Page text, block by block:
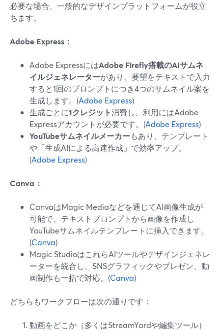
必要な場合、一般的なデザインプラットフォームが役立
ちます。
Adobe Express：
Adobe ExpressにはAdobe Firefly搭載のAIサムネ
イルジェネレーターがあり、要望をテキストで入力
すると1回のプロンプトにつき4つのサムネイル案を
生成します。(Adobe Express)
生成ごとに1クレジット消費し、利用にはAdobe
Expressアカウントが必要です。(Adobe Express)
YouTubeサムネイルメーカーもあり、テンプレート
や「生成AIによる高速作成」で効率アップ。
(Adobe Express)
Canva：
CanvaはMagic Mediaなどを通じてAI画像生成が
可能で、テキストプロンプトから画像を作成し
YouTubeサムネイルテンプレートに挿入できます。
(Canva)
Magic StudioはこれらAIツールやデザインジェネレ
ーターを統合し、SNSグラフィックやプレゼン、動
画制作も一括で対応。(Canva)
どちらもワークフローは次の通りです：
動画をどこか（多くはStreamYardや編集ツール）